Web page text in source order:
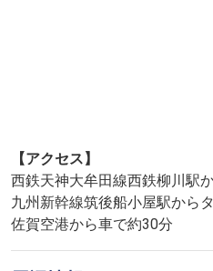
【アクセス】
西鉄天神大牟田線西鉄柳川駅
九州新幹線筑後船小屋駅から
佐賀空港から車で約30分